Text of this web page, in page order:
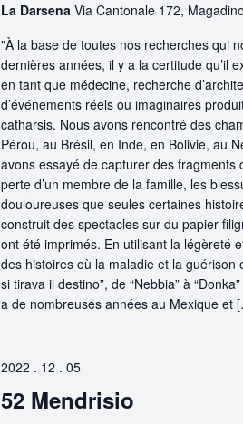
La Darsena Via Cantonale 172,
"À la base de toutes nos recherches qui
dernières années, il y a la certitude qu’il
en tant que médecine, recherche
d’événements réels ou imaginaires
catharsis. Nous avons rencontré des
Pérou, au Brésil, en Inde, en Bolivie, au
avons essayé de capturer des fragments
perte d’un membre de la famille, les
douloureuses que seules certaines
construit des spectacles sur du papier
ont été imprimés. En utilisant la légèreté
des histoires où la maladie et la guérison
si tirava il destino”, de “Nebbia” à
a de nombreuses années au Mexique et
2022 . 12 . 05
52 Mendrisio